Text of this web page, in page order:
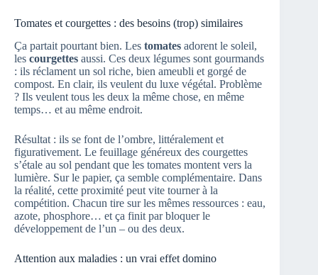
Tomates et courgettes : des besoins (trop) similaires
Ça partait pourtant bien. Les tomates adorent le soleil,
les courgettes aussi. Ces deux légumes sont gourmands
: ils réclament un sol riche, bien ameubli et gorgé de
compost. En clair, ils veulent du luxe végétal. Problème
? Ils veulent tous les deux la même chose, en même
temps… et au même endroit.
Résultat : ils se font de l’ombre, littéralement et
figurativement. Le feuillage généreux des courgettes
s’étale au sol pendant que les tomates montent vers la
lumière. Sur le papier, ça semble complémentaire. Dans
la réalité, cette proximité peut vite tourner à la
compétition. Chacun tire sur les mêmes ressources : eau,
azote, phosphore… et ça finit par bloquer le
développement de l’un – ou des deux.
Attention aux maladies : un vrai effet domino